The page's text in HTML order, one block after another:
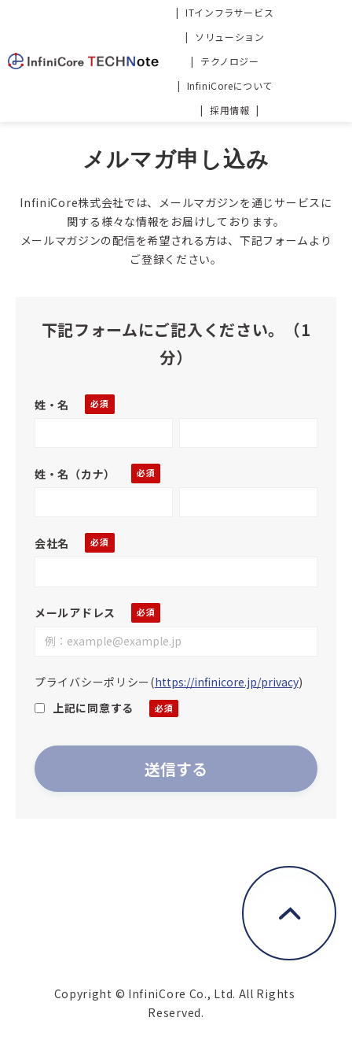
ITインフラサービス
ソリューション
テクノロジー
InfiniCoreについて
採用情報
メルマガ申し込み
InfiniCore株式会社では、メールマガジンを通じサービスに
関する様々な情報をお届けしております。
メールマガジンの配信を希望される方は、下記フォームより
ご登録ください。
下記フォームにご記入ください。（1
分）
姓・名
姓・名（カナ）
会社名
メールアドレス
プライバシーポリシー(https://infinicore.jp/privacy)
上記に同意する
Copyright © InfiniCore Co., Ltd. All Rights
Reserved.